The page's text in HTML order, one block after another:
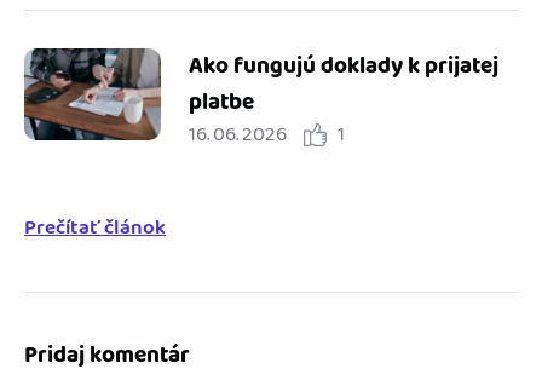
Ako fungujú doklady k prijatej
platbe
16. 06. 2026 1
Prečítať článok
Pridaj komentár